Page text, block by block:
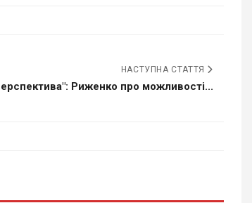
НАСТУПНА СТАТТЯ
Риженко про можливості...